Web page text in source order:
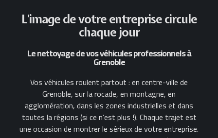
L’image de votre entreprise circule
chaque jour
Le nettoyage de vos véhicules professionnels à
Grenoble
Vos véhicules roulent partout : en centre-ville de
Grenoble, sur la rocade, en montagne, en
agglomération, dans les zones industrielles et dans
toutes la régions (si ce n’est plus !).Chaque trajet est
une occasion de montrer le sérieux de votre entreprise.